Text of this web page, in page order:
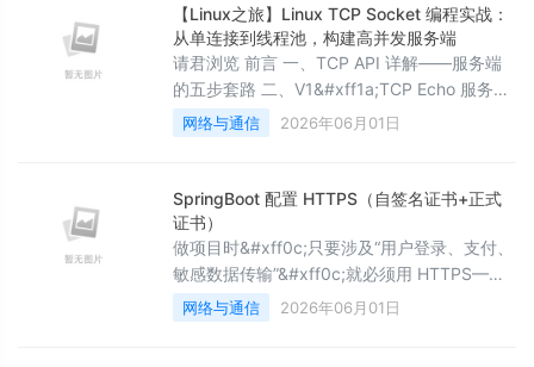
设置 客户端管理 发送消息 指令集 日志管理 常
见问题 简介WebSocket 测试工具是一款集 W
【Linux之旅】Linux TCP Socket 编程实战：
从单连接到线程池，构建高并发服务端
请君浏览 前言 一、TCP API 详解——服务端
的五步套路 二、V1&#xff1a;TCP Echo 服务器
——发现单连接瓶颈 2.1 基础框架 2.2 TCP 客
户端 2.3 V1 的致命缺陷&#xff1a;只能服务一个
解耦 accept 和 Service 四、V3&#xff1a;多线
程版本——更轻量的并发
网络与通信 2026年06月01日
SpringBoot 配置 HTTPS（自签名证书+正式
证书）
做项目时&#xff0c;只要涉及“用户登录、支付、
敏感数据传输”&#xff0c;就必须用 HTTPS——
否则数据在网络上明文传输&#xff0c;很容易被
劫持、篡改。 HTTPS 是不是只能买证书
网络与通信 2026年06月01日